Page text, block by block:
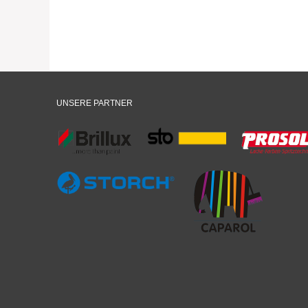
UNSERE PARTNER